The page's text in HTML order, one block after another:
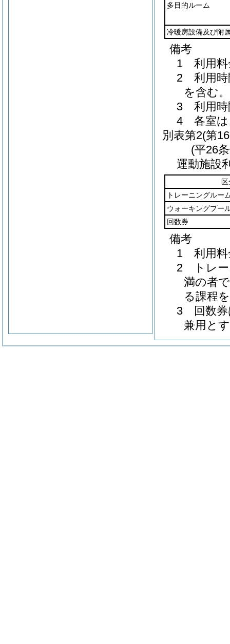
多目的ルーム
冷暖房設備及び附
備考
1 利用料
2 利用時
を含む。
3 利用時
4 各室は
別表第2(第
(平26
運動施設
トレーニングルー
ウォーキングプー
回数券
備考
1 利用料
2 トレー
満の者
る課程
3 回数券
兼用と